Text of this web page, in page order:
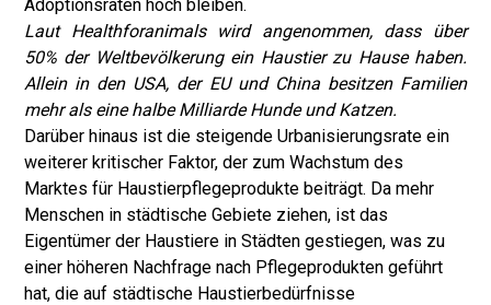
Adoptionsraten hoch bleiben.
Laut Healthforanimals wird angenommen, dass über
50% der Weltbevölkerung ein Haustier zu Hause haben.
Allein in den USA, der EU und China besitzen Familien
mehr als eine halbe Milliarde Hunde und Katzen.
Darüber hinaus ist die steigende Urbanisierungsrate ein
weiterer kritischer Faktor, der zum Wachstum des
Marktes für Haustierpflegeprodukte beiträgt. Da mehr
Menschen in städtische Gebiete ziehen, ist das
Eigentümer der Haustiere in Städten gestiegen, was zu
einer höheren Nachfrage nach Pflegeprodukten geführt
hat, die auf städtische Haustierbedürfnisse